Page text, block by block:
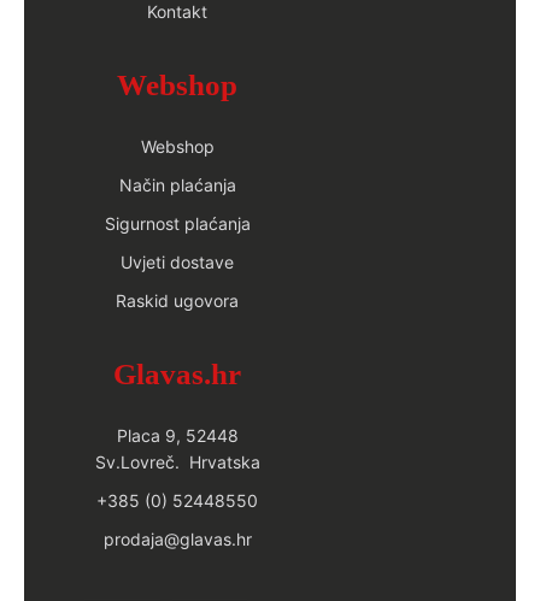
Kontakt
Webshop
Webshop
Način plaćanja
Sigurnost plaćanja
Uvjeti dostave
Raskid ugovora
Glavas.hr
Placa 9, 52448
Sv.Lovreč. Hrvatska
+385 (0) 52448550
prodaja@glavas.hr